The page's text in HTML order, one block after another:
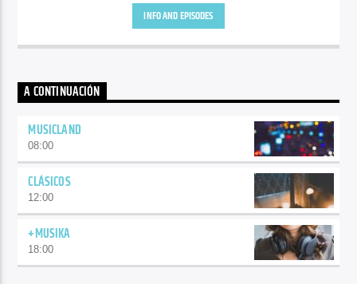
INFO AND EPISODES
A CONTINUACIÓN
MUSICLAND
08:00
CLÁSICOS
12:00
+MUSIKA
18:00